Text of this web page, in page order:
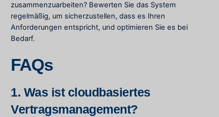
zusammenzuarbeiten? Bewerten Sie das System
regelmäßig, um sicherzustellen, dass es Ihren
Anforderungen entspricht, und optimieren Sie es bei
Bedarf.
FAQs
1. Was ist cloudbasiertes
Vertragsmanagement?